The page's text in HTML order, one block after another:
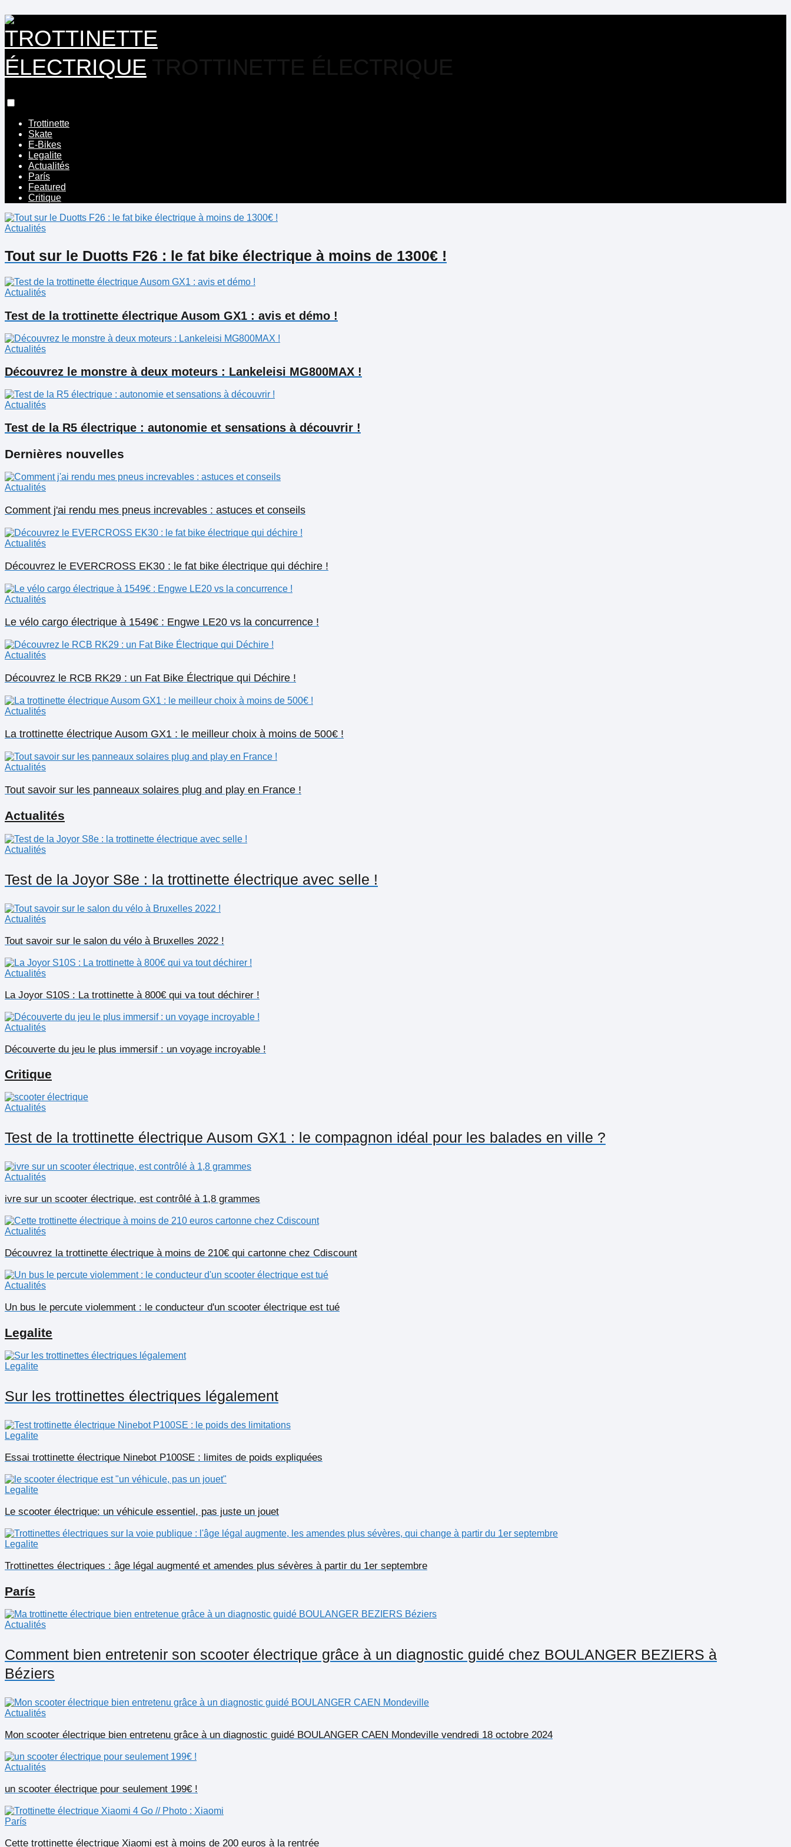
TROTTINETTE ÉLECTRIQUE
Trottinette
Skate
E-Bikes
Legalite
Actualités
París
Featured
Critique
Actualités
Tout sur le Duotts F26 : le fat bike électrique à moins de 1300€ !
Actualités
Test de la trottinette électrique Ausom GX1 : avis et démo !
Actualités
Découvrez le monstre à deux moteurs : Lankeleisi MG800MAX !
Actualités
Test de la R5 électrique : autonomie et sensations à découvrir !
Dernières nouvelles
Actualités
Comment j'ai rendu mes pneus increvables : astuces et conseils
Actualités
Découvrez le EVERCROSS EK30 : le fat bike électrique qui déchire !
Actualités
Le vélo cargo électrique à 1549€ : Engwe LE20 vs la concurrence !
Actualités
Découvrez le RCB RK29 : un Fat Bike Électrique qui Déchire !
Actualités
La trottinette électrique Ausom GX1 : le meilleur choix à moins de 500€ !
Actualités
Tout savoir sur les panneaux solaires plug and play en France !
Actualités
Actualités
Test de la Joyor S8e : la trottinette électrique avec selle !
Actualités
Tout savoir sur le salon du vélo à Bruxelles 2022 !
Actualités
La Joyor S10S : La trottinette à 800€ qui va tout déchirer !
Actualités
Découverte du jeu le plus immersif : un voyage incroyable !
Critique
Actualités
Test de la trottinette électrique Ausom GX1 : le compagnon idéal pour les balades en ville ?
Actualités
ivre sur un scooter électrique, est contrôlé à 1,8 grammes
Actualités
Découvrez la trottinette électrique à moins de 210€ qui cartonne chez Cdiscount
Actualités
Un bus le percute violemment : le conducteur d'un scooter électrique est tué
Legalite
Legalite
Sur les trottinettes électriques légalement
Legalite
Essai trottinette électrique Ninebot P100SE : limites de poids expliquées
Legalite
Le scooter électrique: un véhicule essentiel, pas juste un jouet
Legalite
Trottinettes électriques : âge légal augmenté et amendes plus sévères à partir du 1er septembre
París
Actualités
Comment bien entretenir son scooter électrique grâce à un diagnostic guidé chez BOULANGER BEZIERS à
Béziers
Actualités
Mon scooter électrique bien entretenu grâce à un diagnostic guidé BOULANGER CAEN Mondeville vendredi 18 octobre 2024
Actualités
un scooter électrique pour seulement 199€ !
París
Cette trottinette électrique Xiaomi est à moins de 200 euros à la rentrée